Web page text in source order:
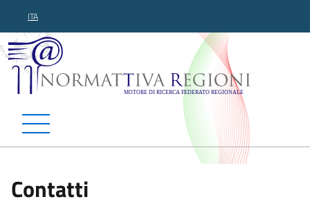
ITA
Normattiva Regioni -
Contatti